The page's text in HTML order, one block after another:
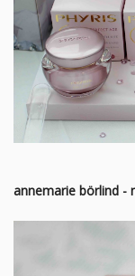
annemarie börlind -